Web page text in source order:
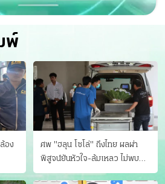
พ์
อง
ศพ "ฮลุน โซโล่" ถึงไทย ผลผ่า
พิสูจน์ยันหัวใจ-ล้มเหลว ไม่พบ
บาดแผล